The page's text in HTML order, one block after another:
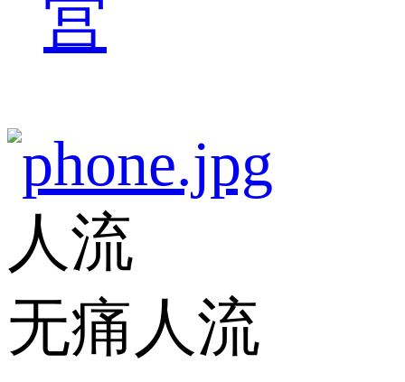
宫
人流
无痛人流